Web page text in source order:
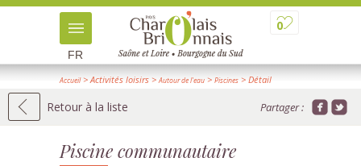
0
FR
Accueil> Activités loisirs >Autour de l'eau > Piscines > Détail
Retour à la liste Partager :
Piscine communautaire